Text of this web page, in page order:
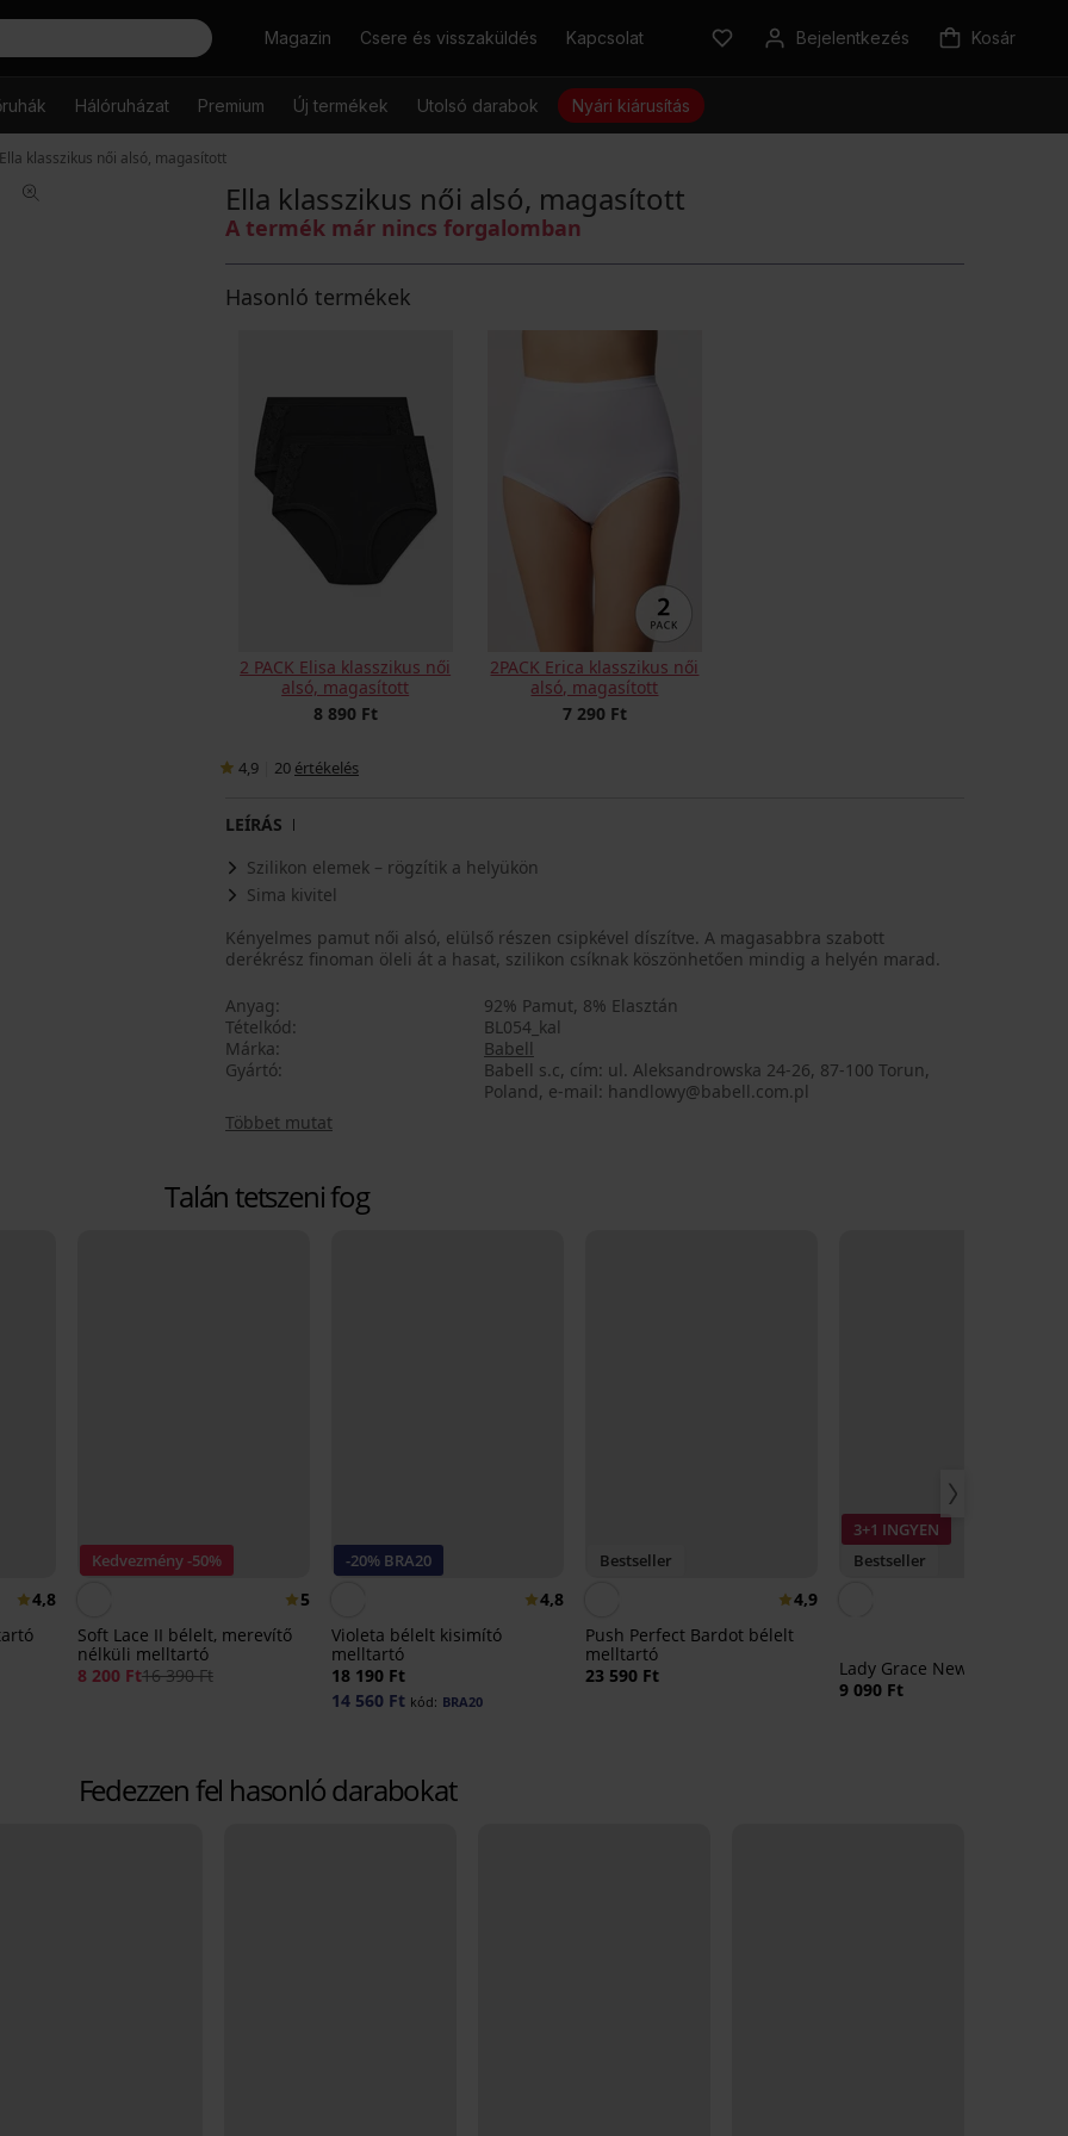
KeresésMagazin Csere és visszaküldés Kapcsolat Bejelentkezés Kosár
Hálóruházat Premium Új termékek Utolsó darabok Nyári kiárusítás
Ella klasszikus női alsó, magasított
Ella klasszikus női alsó, magasított
A termék már nincs forgalomban
Hasonló termékek
2 PACK Elisa klasszikus női
alsó, magasított
8 890 Ft
2PACK Erica klasszikus női
alsó, magasított
7 290 Ft
4,9 20 értékelés
LEÍRÁS
Szilikon elemek – rögzítik a helyükön
Sima kivitel
Kényelmes pamut női alsó, elülső részen csipkével díszítve. A magasabbra szabott
derékrész finoman öleli át a hasat, szilikon csíknak köszönhetően mindig a helyén marad.
Anyag
92% Pamut, 8% Elasztán
Tételkód
BL054_kal
Márka
Babell
Gyártó
Babell s.c, cím: ul. Aleksandrowska 24-26, 87-100 Torun,
Poland, e-mail: handlowy@babell.com.pl
Többet mutat
Talán tetszeni fog
4,8
Kedvezmény -50%
5
Soft Lace II bélelt, merevítő
nélküli melltartó
8 200 Ft16 390 Ft
-20% BRA20
4,8
Violeta bélelt kisimító
melltartó
18 190 Ft
14 560 Ft kód: BRA20
Bestseller
4,9
Push Perfect Bardot bélelt
melltartó
23 590 Ft
3+1 INGYEN
Bestseller
Lady Grace New brazil bugyi
9 090 Ft
Fedezzen fel hasonló darabokat